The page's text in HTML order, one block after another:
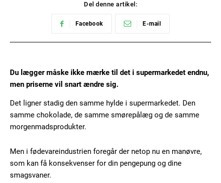
Del denne artikel:
Facebook E-mail
Du lægger måske ikke mærke til det i supermarkedet endnu,
men priserne vil snart ændre sig.
Det ligner stadig den samme hylde i supermarkedet. Den
samme chokolade, de samme smørepålæg og de samme
morgenmadsprodukter.
Men i fødevareindustrien foregår der netop nu en manøvre,
som kan få konsekvenser for din pengepung og dine
smagsvaner.